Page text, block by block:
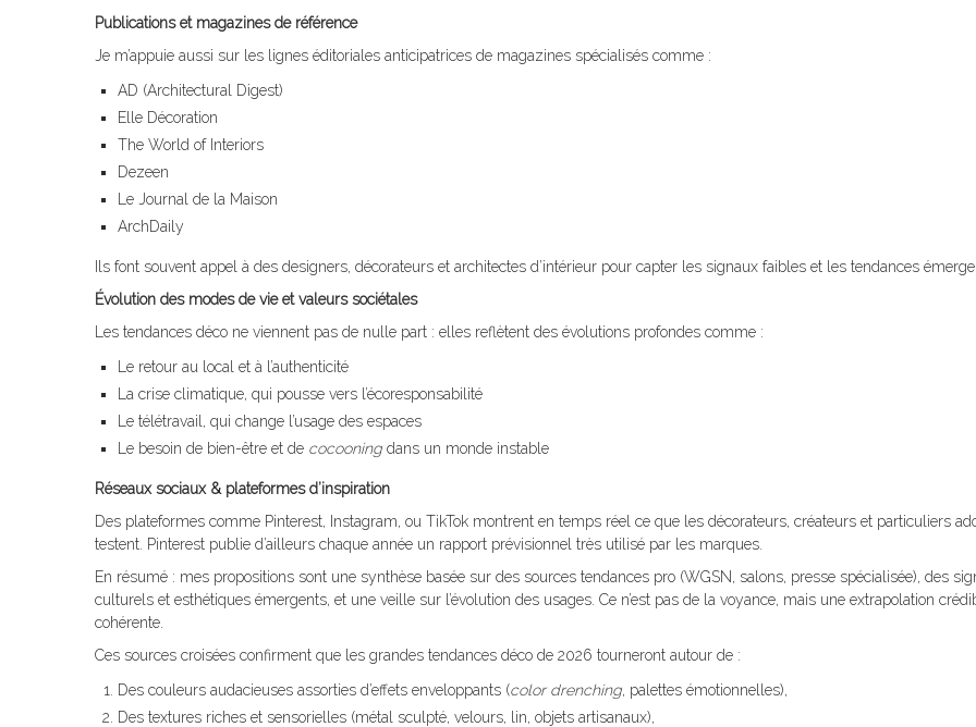
Publications et magazines de référence
Je m’appuie aussi sur les lignes éditoriales anticipatrices de magazines spécialisés comme :
AD (Architectural Digest)
Elle Décoration
The World of Interiors
Dezeen
Le Journal de la Maison
ArchDaily
Ils font souvent appel à des designers, décorateurs et architectes d’intérieur pour capter les signaux faibles et les tendances
Évolution des modes de vie et valeurs sociétales
Les tendances déco ne viennent pas de nulle part : elles reflètent des évolutions profondes comme :
Le retour au local et à l’authenticité
La crise climatique, qui pousse vers l’écoresponsabilité
Le télétravail, qui change l’usage des espaces
Le besoin de bien-être et de cocooning dans un monde instable
Réseaux sociaux & plateformes d’inspiration
Des plateformes comme Pinterest, Instagram, ou TikTok montrent en temps réel ce que les décorateurs, créateurs et particuliers
testent. Pinterest publie d’ailleurs chaque année un rapport prévisionnel très utilisé par les marques.
En résumé : mes propositions sont une synthèse basée sur des sources tendances pro (WGSN, salons, presse spécialisée), des
culturels et esthétiques émergents, et une veille sur l’évolution des usages. Ce n’est pas de la voyance, mais une extrapolation
cohérente.
Ces sources croisées confirment que les grandes tendances déco de 2026 tourneront autour de :
Des couleurs audacieuses assorties d’effets enveloppants (color drenching, palettes émotionnelles),
Des textures riches et sensorielles (métal sculpté, velours, lin, objets artisanaux),